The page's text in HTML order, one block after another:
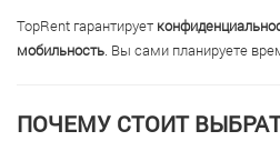
TopRent гарантирует
мобильность . Вы сами планируете
ПОЧЕМУ СТОИТ